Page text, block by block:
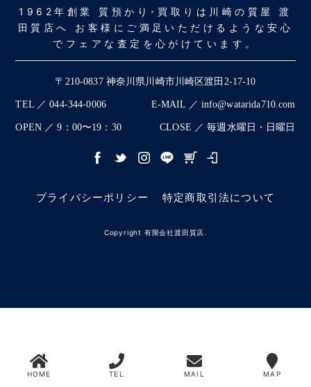
1962年創業 質預かり･買取りは川崎の質屋 渡
田質店へ お客様にご満足いただけるような安心
でフェアな査定を心がけています。
〒210-0837 神奈川県川崎市川崎区渡田2-17-10
TEL ／ 044-344-0006 E-MAIL ／ info@watarida710.com
OPEN ／ 9：00〜19：30 CLOSE ／ 毎週水曜日・日曜日
プライバシーポリシー 特定商取引法について
Copyright 有限会社渡田質店.
HOME TEL MAIL MAP